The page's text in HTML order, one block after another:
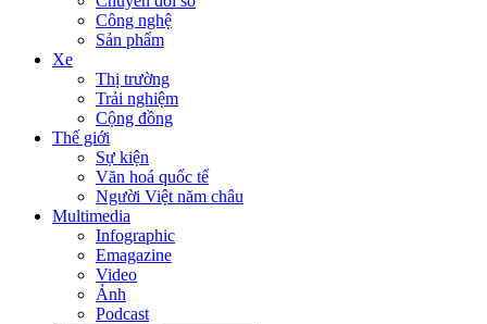
Công nghệ
Sản phẩm
Xe
Thị trường
Trải nghiệm
Cộng đồng
Thế giới
Sự kiện
Văn hoá quốc tế
Người Việt năm châu
Multimedia
Infographic
Emagazine
Video
Ảnh
Podcast